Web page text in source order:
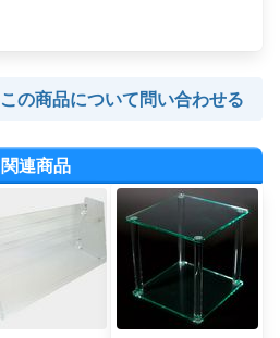
この商品について問い合わせる
関連商品